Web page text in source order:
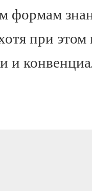
формам
при
и